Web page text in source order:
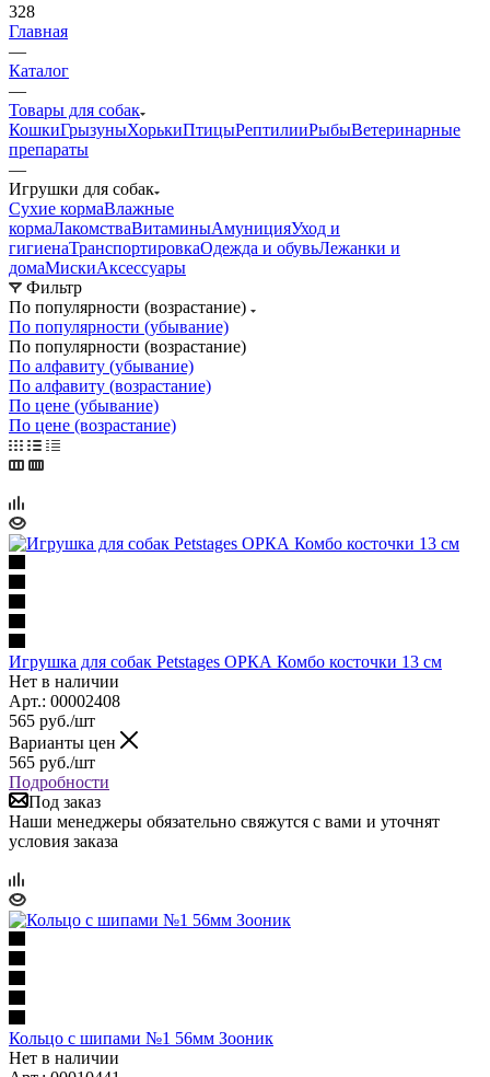
328
Главная
—
Каталог
—
Товары для собак
КошкиГрызуныХорькиПтицыРептилииРыбыВетеринарные
препараты
—
Игрушки для собак
Сухие кормаВлажные
кормаЛакомстваВитаминыАмуницияУход и
гигиенаТранспортировкаОдежда и обувьЛежанки и
домаМискиАксессуары
Фильтр
По популярности (возрастание)
По популярности (убывание)
По популярности (возрастание)
По алфавиту (убывание)
По алфавиту (возрастание)
По цене (убывание)
По цене (возрастание)
Игрушка для собак Petstages ОРКА Комбо косточки 13 см
Нет в наличии
Арт.: 00002408
565 руб./шт
Варианты цен
565 руб./шт
Подробности
Под заказ
Наши менеджеры обязательно свяжутся с вами и уточнят
условия заказа
Кольцо с шипами №1 56мм Зооник
Нет в наличии